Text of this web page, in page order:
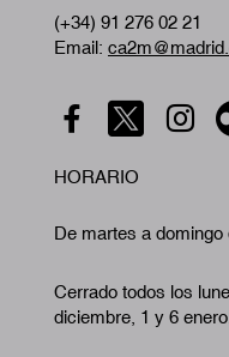
(+34) 91 276 02 21
Email:
HORARIO
De martes a domingo
Cerrado todos los
diciembre, 1 y 6 enero.